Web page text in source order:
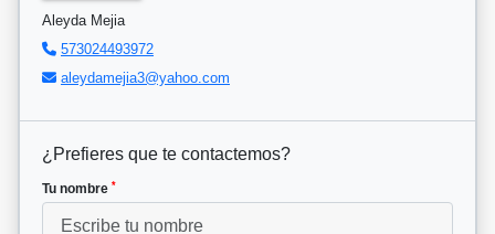
Aleyda Mejia
573024493972
aleydamejia3@yahoo.com
¿Prefieres que te contactemos?
Tu nombre *